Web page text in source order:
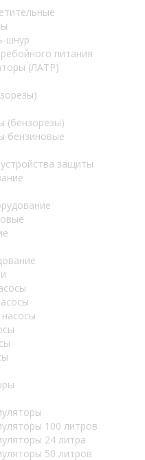
шнур
питания
(ЛАТР)
(бензорезы)
бензиновые
защиты
100 литров
24 литра
50 литров